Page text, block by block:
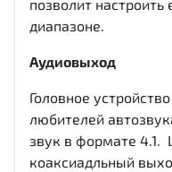
позволит
диапазоне.
Аудиовыход
Головное
любителей
звук в формате
коаксиадльный